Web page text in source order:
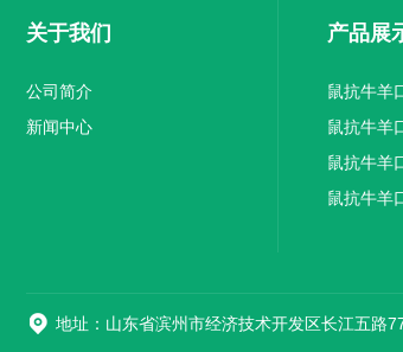
关于我们
公司简介
新闻中心
产品展
鼠抗牛羊
抗体
鼠抗牛羊
鼠抗牛羊
隆抗体
鼠抗牛羊